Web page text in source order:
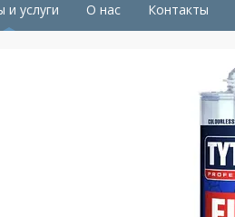
и услуги О нас Контакты